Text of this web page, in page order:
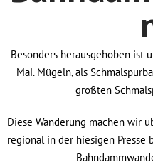
Besonders herausgehoben ist
Mai. Mügeln, als
größten
Diese Wanderung machen wir
regional in der hiesigen